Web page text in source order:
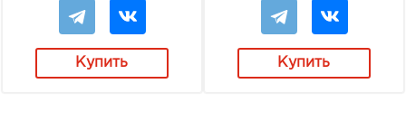
Купить Купить